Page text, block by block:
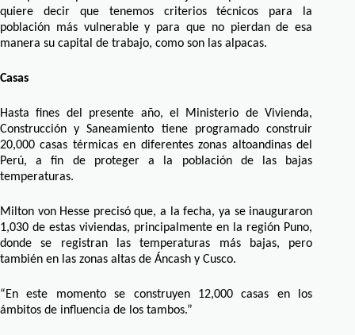
quiere decir que tenemos criterios técnicos para la
población más vulnerable y para que no pierdan de esa
manera su capital de trabajo, como son las alpacas.
Casas
Hasta fines del presente año, el Ministerio de Vivienda,
Construcción y Saneamiento tiene programado construir
20,000 casas térmicas en diferentes zonas altoandinas del
Perú, a fin de proteger a la población de las bajas
temperaturas.
Milton von Hesse precisó que, a la fecha, ya se inauguraron
1,030 de estas viviendas, principalmente en la región Puno,
donde se registran las temperaturas más bajas, pero
también en las zonas altas de Áncash y Cusco.
“En este momento se construyen 12,000 casas en los
ámbitos de influencia de los tambos.”